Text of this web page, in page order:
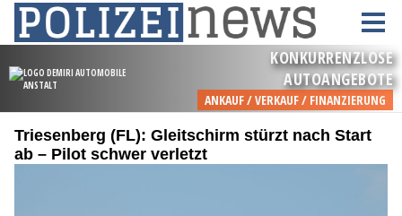
Triesenberg (FL): Gleitschirm stürzt nach Start
ab – Pilot schwer verletzt